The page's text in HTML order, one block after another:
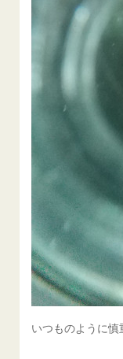
いつものように